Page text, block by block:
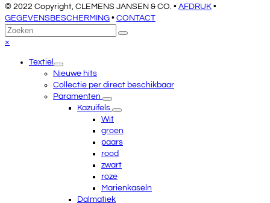
© 2022 Copyright, CLEMENS JANSEN & CO. • AFDRUK •
GEGEVENSBESCHERMING • CONTACT
Terug
naar
Zoeken
Verzenden
×
menuTextiel
Nieuwe hits
Collectie per direct beschikbaar
Paramenten
Kazuifels
Wit
groen
paars
rood
zwart
roze
Marienkaseln
Dalmatiek